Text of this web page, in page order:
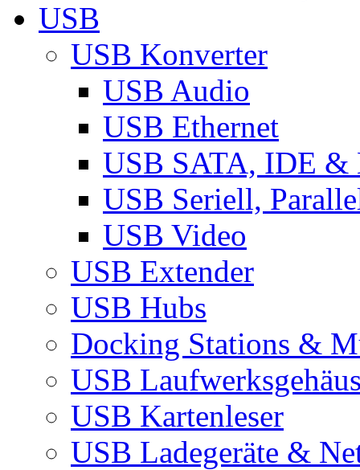
USB
USB Konverter
USB Audio
USB Ethernet
USB SATA, IDE &
USB Seriell,
USB Video
USB Extender
USB Hubs
Docking Stations &
USB
USB Kartenleser
USB Ladegeräte &